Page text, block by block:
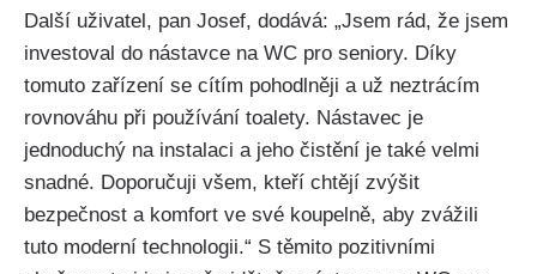
Další uživatel, pan Josef, dodává: „Jsem rád, že jsem
investoval do nástavce na WC pro seniory. Díky
tomuto zařízení se cítím pohodlněji a už neztrácím
rovnováhu při používání toalety. Nástavec je
jednoduchý na instalaci a jeho čistění je také velmi
snadné. Doporučuji všem, kteří chtějí zvýšit
bezpečnost a komfort ve své koupelně, aby zvážili
tuto moderní technologii.“ S těmito pozitivními